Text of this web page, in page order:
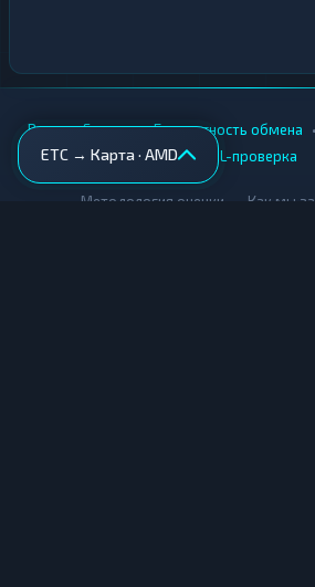
ETC → Карта · AMD
Вики • Города • Безопасность обмена •
AML-проверка
Методология оценки Как мы